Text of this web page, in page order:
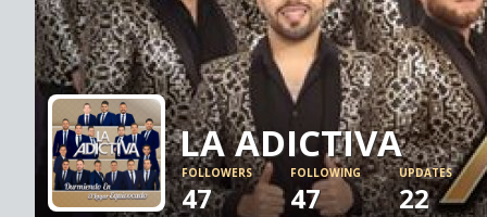
LA ADICTIVA
FOLLOWERS
47
FOLLOWING
47
UPDATES
22